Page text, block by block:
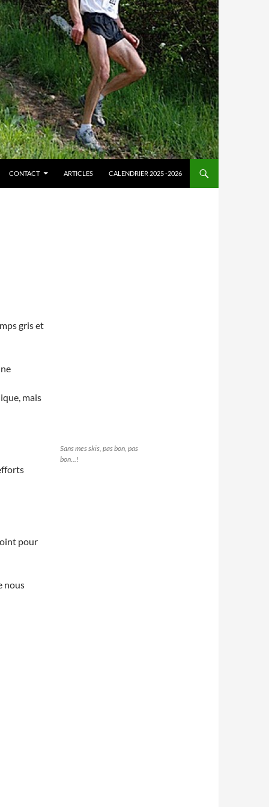
CONTACT ARTICLES CALENDRIER 2025 -2026
gris et
mais
Sans mes skis, pas bon, pas
bon...!
pour
nous